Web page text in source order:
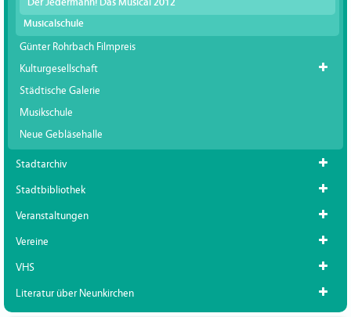
Der Jedermann! Das Musical 2012
Musicalschule
Günter Rohrbach Filmpreis
Kulturgesellschaft
Städtische Galerie
Musikschule
Neue Gebläsehalle
Stadtarchiv
Stadtbibliothek
Veranstaltungen
Vereine
VHS
Literatur über Neunkirchen